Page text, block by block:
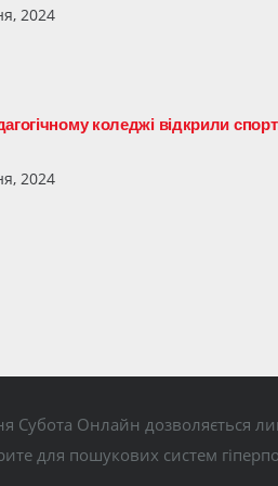
2024
коледжі відкрили
2024
Субота Онлайн дозволяється
для пошукових систем